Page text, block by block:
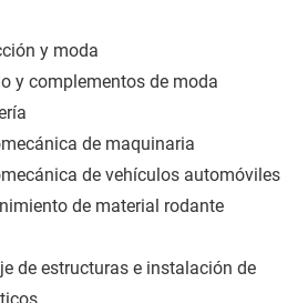
y moda
y complementos de moda
de maquinaria
de vehículos automóviles
de material rodante
de estructuras e instalación de